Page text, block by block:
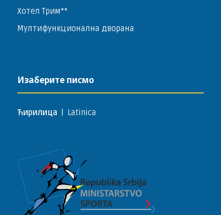
Хотел Трим**
Мултифункционална дворана
Изаберите писмо
Ћирилица Latinica